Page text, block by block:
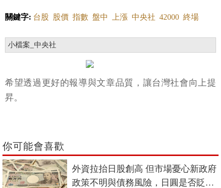
關鍵字: 台股 股價 指數 盤中 上漲 中央社 42000 終場
小檔案_中央社
希望透過更好的報導與文章品質，讓台灣社會向上提
昇。
你可能會喜歡
外資拉抬日股創高 但市場憂心新政府
政策不明與債務風險，日圓是否貶值